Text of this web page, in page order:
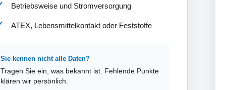
Betriebsweise und Stromversorgung
ATEX, Lebensmittelkontakt oder Feststoffe
Sie kennen nicht alle Daten?
Tragen Sie ein, was bekannt ist. Fehlende Punkte
klären wir persönlich.